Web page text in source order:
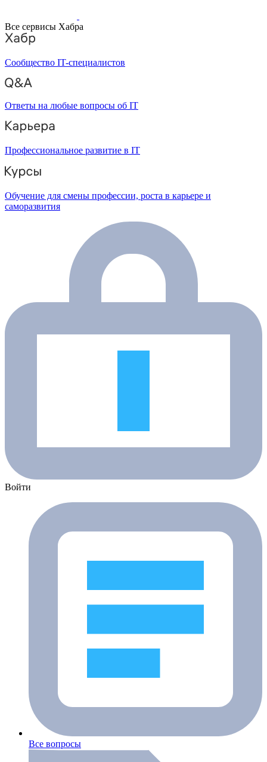
Все сервисы Хабра
Сообщество IT-специалистов
Ответы на любые вопросы об IT
Профессиональное развитие в IT
Обучение для смены профессии, роста в карьере и
саморазвития
Войти
Все вопросы